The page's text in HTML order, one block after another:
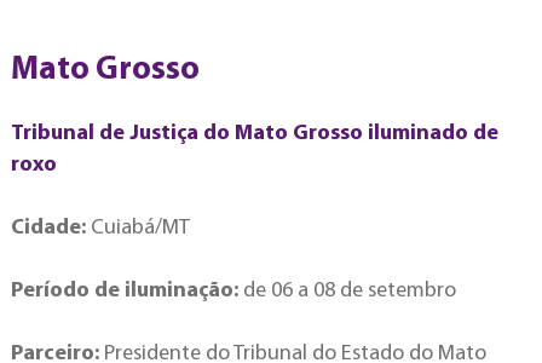
Mato Grosso
Tribunal de Justiça do Mato Grosso iluminado de
roxo
Cidade: Cuiabá/MT
Período de iluminação: de 06 a 08 de setembro
Parceiro: Presidente do Tribunal do Estado do Mato